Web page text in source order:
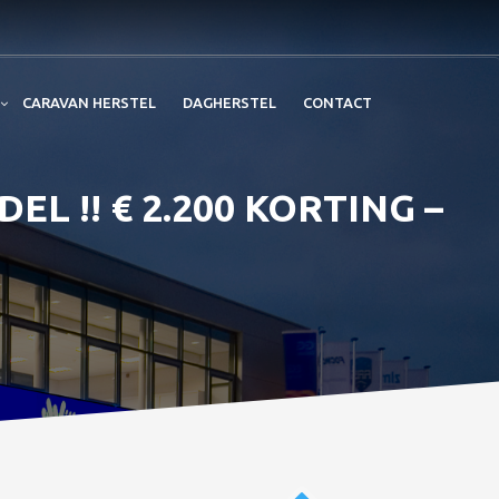
CARAVAN HERSTEL DAGHERSTEL CONTACT
!! € 2.200 KORTING –